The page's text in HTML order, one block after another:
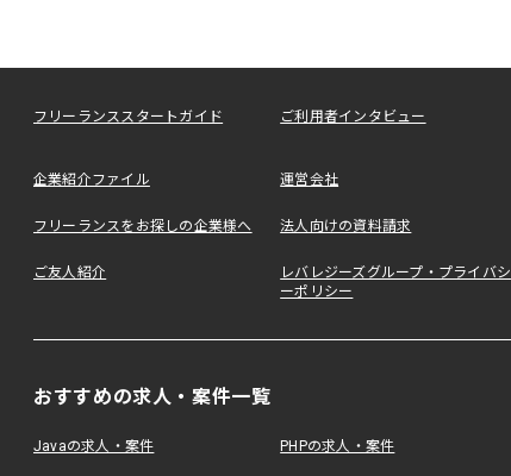
フリーランススタートガイド ご利用者インタビュー
企業紹介ファイル 運営会社
フリーランスをお探しの企業様へ 法人向けの資料請求
ご友人紹介
レバレジーズグループ・プライバシ
ーポリシー
おすすめの求人・案件一覧
Javaの求人・案件 PHPの求人・案件